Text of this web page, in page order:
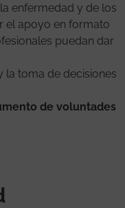
enfermedad y de los
el apoyo en formato
puedan dar
la toma de decisiones
de voluntades